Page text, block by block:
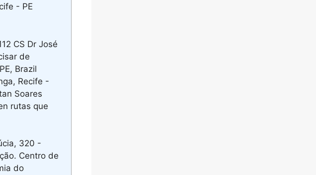
- PE
CS Dr José
de
Brazil
Recife -
Soares
rutas que
320 -
Centro de
do